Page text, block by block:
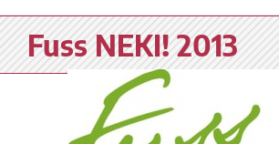
Fuss NEKI! 2013